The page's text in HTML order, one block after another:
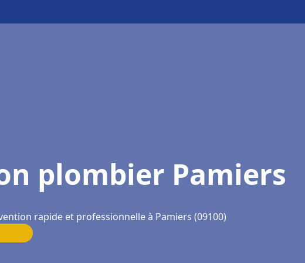
plombier Pamiers
rapide et professionnelle à Pamiers (09100)